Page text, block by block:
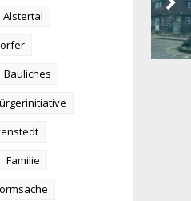
Alstertal
Bauliches
Familie